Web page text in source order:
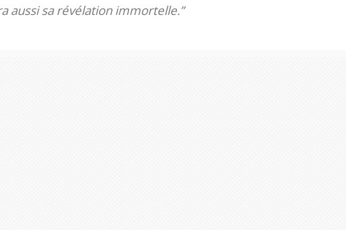
aussi sa révélation immortelle.”